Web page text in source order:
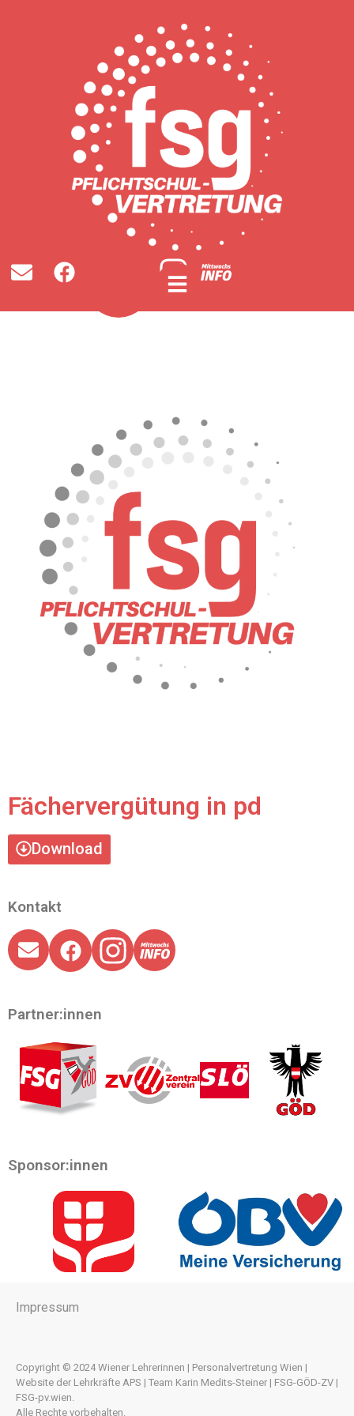
Fächervergütung in pd
Download
Sponsor:innen
Partner:innen
Kontakt
Copyright © 2024 Wiener Lehrerinnen | Personalvertretung Wien |
Website der Lehrkräfte APS | Team Karin Medits-Steiner | FSG-GÖD-ZV |
FSG-pv.wien.
Alle Rechte vorbehalten.
Impressum